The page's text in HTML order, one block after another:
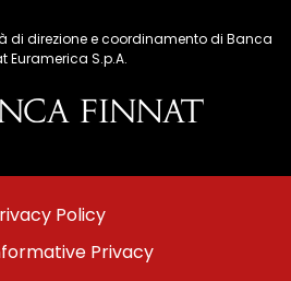
di direzione e coordinamento di Banca
Euramerica S.p.A.
Menu
footer
Policy
Privacy